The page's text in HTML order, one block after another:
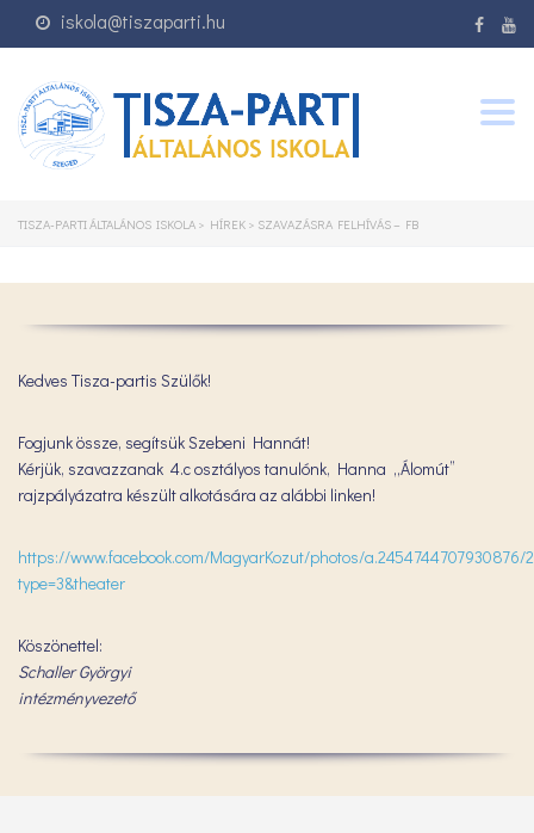
iskola@tiszaparti.hu
TISZA-PARTI ÁLTALÁNOS ISKOLA > HÍREK > SZAVAZÁSRA FELHÍVÁS – FB
Kedves Tisza-partis Szülők!
Fogjunk össze, segítsük Szebeni Hannát!
Kérjük, szavazzanak 4.c osztályos tanulónk, Hanna „Álomút”
rajzpályázatra készült alkotására az alábbi linken!
https://www.facebook.com/MagyarKozut/photos/a.2454744707930876/
type=3&theater
Köszönettel:
Schaller Györgyi
intézményvezető